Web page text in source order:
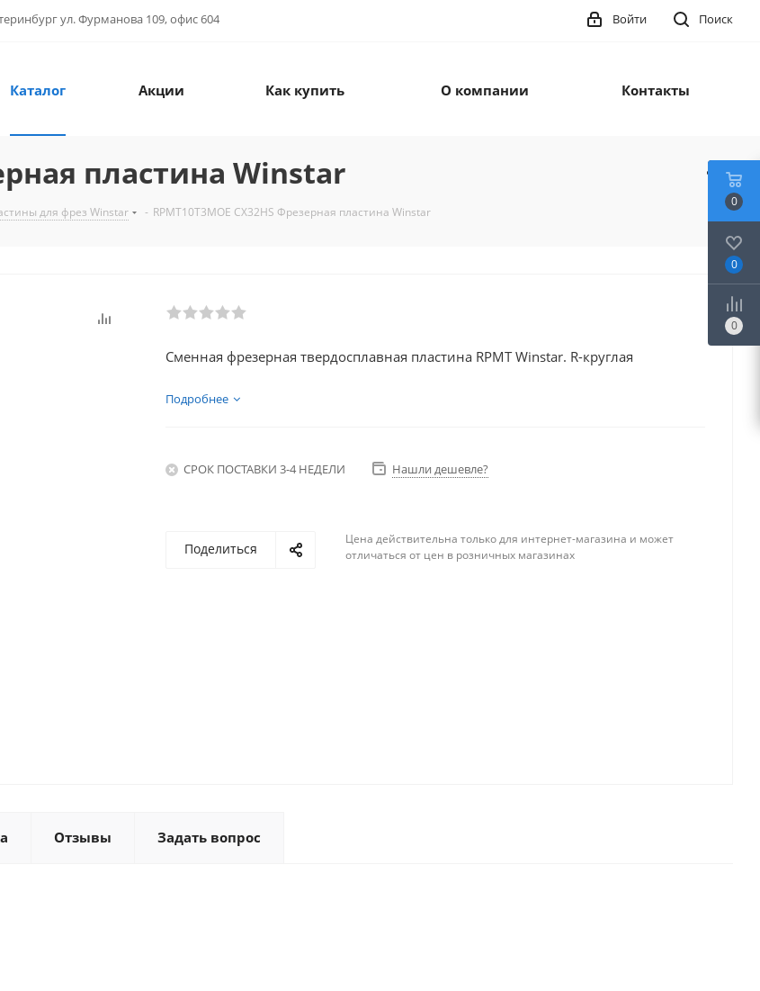
ул. Фурманова 109, офис 604 Поиск
Войти
Каталог Акции Как купить О компании Контакты
пластина Winstar
для фрез Winstar - RPMT10T3MOE CX32HS Фрезерная пластина Winstar
Сменная фрезерная твердосплавная пластина RPMT Winstar. R-круглая
Подробнее
СРОК ПОСТАВКИ 3-4 НЕДЕЛИ Нашли дешевле?
Поделиться
Цена действительна только для интернет-магазина и может
отличаться от цен в розничных магазинах
Отзывы Задать вопрос
0
0
0